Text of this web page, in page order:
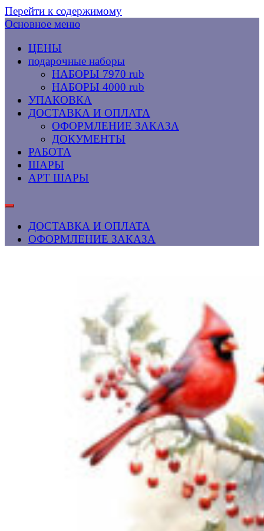
Перейти к содержимому
Основное меню
ЦЕНЫ
подарочные наборы
НАБОРЫ 7970 rub
НАБОРЫ 4000 rub
УПАКОВКА
ДОСТАВКА И ОПЛАТА
ОФОРМЛЕНИЕ ЗАКАЗА
ДОКУМЕНТЫ
РАБОТА
ШАРЫ
АРТ ШАРЫ
ДОСТАВКА И ОПЛАТА
ОФОРМЛЕНИЕ ЗАКАЗА